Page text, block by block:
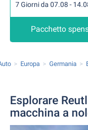
7 Giorni da 07.08 -
Pacchetto
Europa Germania
Esplorare
macchina a